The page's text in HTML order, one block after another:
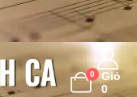
0
Giỏ
0